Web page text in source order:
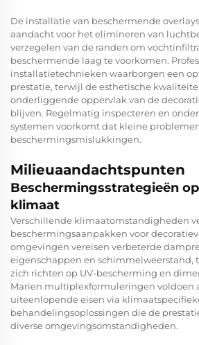
De installatie van beschermende
aandacht voor het elimineren van
verzegelen van de randen om
beschermende laag te voorkomen.
installatietechnieken waarborgen een
prestatie, terwijl de esthetische
onderliggende oppervlak van de
blijven. Regelmatig inspecteren en
systemen voorkomt dat kleine
beschermingsmislukkingen.
Milieuaandachtspunten
Beschermingsstrategieën
klimaat
Verschillende klimaatomstandigheden
beschermingsaanpakken voor
omgevingen vereisen verbeterde
eigenschappen en schimmelweerstand,
zich richten op UV-bescherming en
Marien multiplexformuleringen voldoen
uiteenlopende eisen via
behandelingsoplossingen die de
diverse omgevingsomstandigheden.